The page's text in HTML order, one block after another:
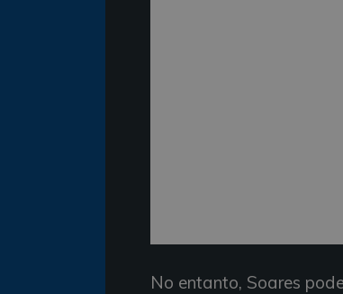
No entanto, Soares